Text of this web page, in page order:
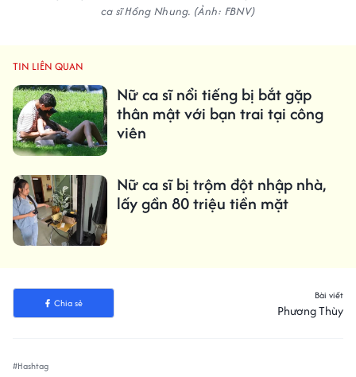
ca sĩ Hồng Nhung. (Ảnh: FBNV)
TIN LIÊN QUAN
Nữ ca sĩ nổi tiếng bị bắt gặp
thân mật với bạn trai tại công
viên
Nữ ca sĩ bị trộm đột nhập nhà,
lấy gần 80 triệu tiền mặt
Chia sẻ
Bài viết
Phương Thùy
#Hashtag